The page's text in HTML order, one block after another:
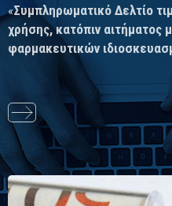
«Συμπληρωματικό Δελτίο
χρήσης, κατόπιν αιτήματος
φαρμακευτικών
Διαβάστε
περισσότερα